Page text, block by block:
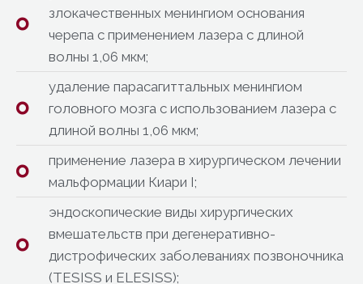
злокачественных менингиом основания
черепа с применением лазера c длиной
волны 1,06 мкм;
удаление парасагиттальных менингиом
головного мозга с использованием лазера c
длиной волны 1,06 мкм;
применение лазера в хирургическом лечении
мальформации Киари I;
эндоскопические виды хирургических
вмешательств при дегенеративно-
дистрофических заболеваниях позвоночника
(TESISS и ELESISS);